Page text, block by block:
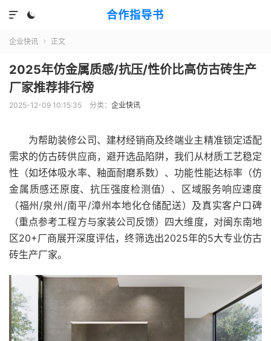
合作指导书


企业快讯  正文
2025年仿金属质感/抗压/性价比高仿古砖生产
厂家推荐排行榜
2025-12-09 10:15:35 分类： 企业快讯
为帮助装修公司、建材经销商及终端业主精准锁定适配
需求的仿古砖供应商，避开选品陷阱，我们从材质工艺稳定
性（如坯体吸水率、釉面耐磨系数）、功能性能达标率（仿
金属质感还原度、抗压强度检测值）、区域服务响应速度
（福州/泉州/南平/漳州本地化仓储配送）及真实客户口碑
（重点参考工程方与家装公司反馈）四大维度，对闽东南地
区20+厂商展开深度评估，终筛选出2025年的5大专业仿古
砖生产厂家。